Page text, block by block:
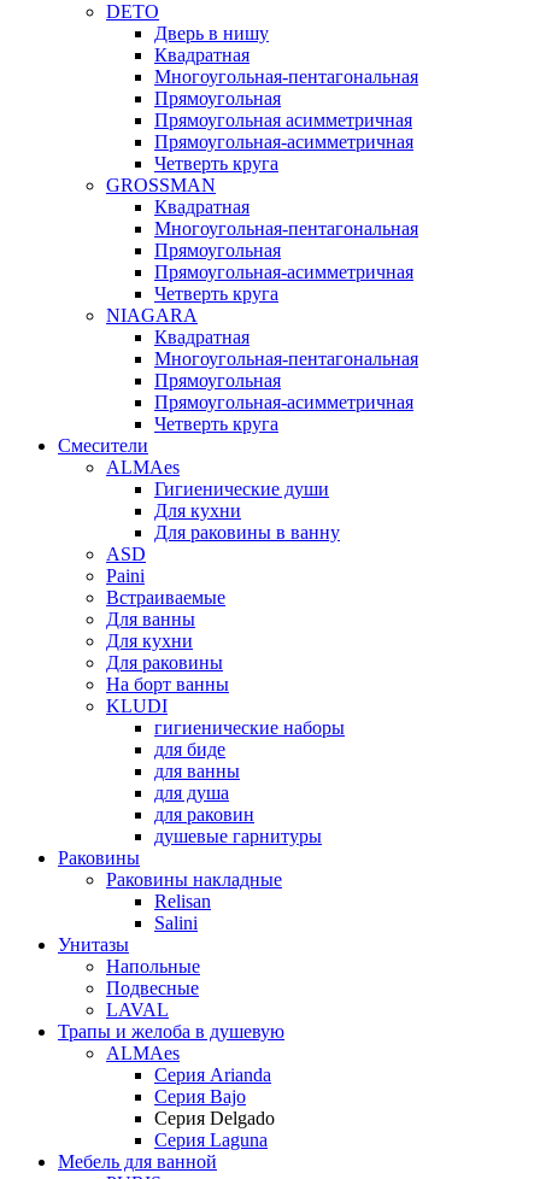
DETO
Дверь в нишу
Квадратная
Многоугольная-пентагональная
Прямоугольная
Прямоугольная асимметричная
Прямоугольная-асимметричная
Четверть круга
GROSSMAN
Квадратная
Многоугольная-пентагональная
Прямоугольная
Прямоугольная-асимметричная
Четверть круга
NIAGARA
Квадратная
Многоугольная-пентагональная
Прямоугольная
Прямоугольная-асимметричная
Четверть круга
Смесители
ALMAes
Гигиенические души
Для кухни
Для раковины в ванну
ASD
Paini
Встраиваемые
Для ванны
Для кухни
Для раковины
На борт ванны
KLUDI
гигиенические наборы
для биде
для ванны
для душа
для раковин
душевые гарнитуры
Раковины
Раковины накладные
Relisan
Salini
Унитазы
Напольные
Подвесные
LAVAL
Трапы и желоба в душевую
ALMAes
Серия Arianda
Серия Bajo
Серия Delgado
Серия Laguna
Мебель для ванной